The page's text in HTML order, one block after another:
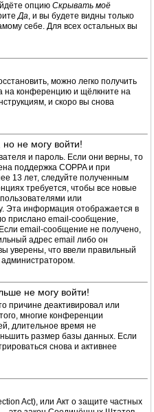
опцию Скрывать моё
Да, и вы будете видны только
себе. Для всех остальных вы
можно легко получить
на конференцию и щёлкните на
и скоро вы снова
но не могу войти!
и пароль. Если они верны, то
поддержка COPPA и при
13 лет, следуйте полученным
требуется, чтобы все новые
или
Эта информация отображается в
прислано email-сообщение,
email-сообщение не получено,
адрес email либо он
уверены, что ввели правильный
администратором.
не могу войти!
причине деактивировал или
многие конференции
длительное время не
размер базы данных. Если
снова и активнее
Act), или Акт о защите частных